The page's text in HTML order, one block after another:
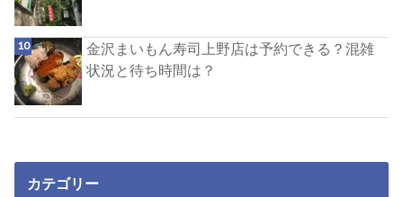
金沢まいもん寿司上野店は予約できる？混雑
状況と待ち時間は？
カテゴリー